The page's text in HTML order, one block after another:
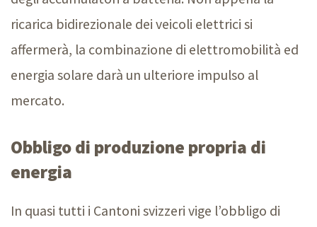
ricarica bidirezionale dei veicoli elettrici si
affermerà, la combinazione di elettromobilità ed
energia solare darà un ulteriore impulso al
mercato.
Obbligo di produzione propria di
energia
In quasi tutti i Cantoni svizzeri vige l’obbligo di